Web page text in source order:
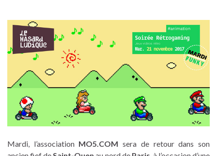
Mardi, l’association MO5.COM sera de retour dans son